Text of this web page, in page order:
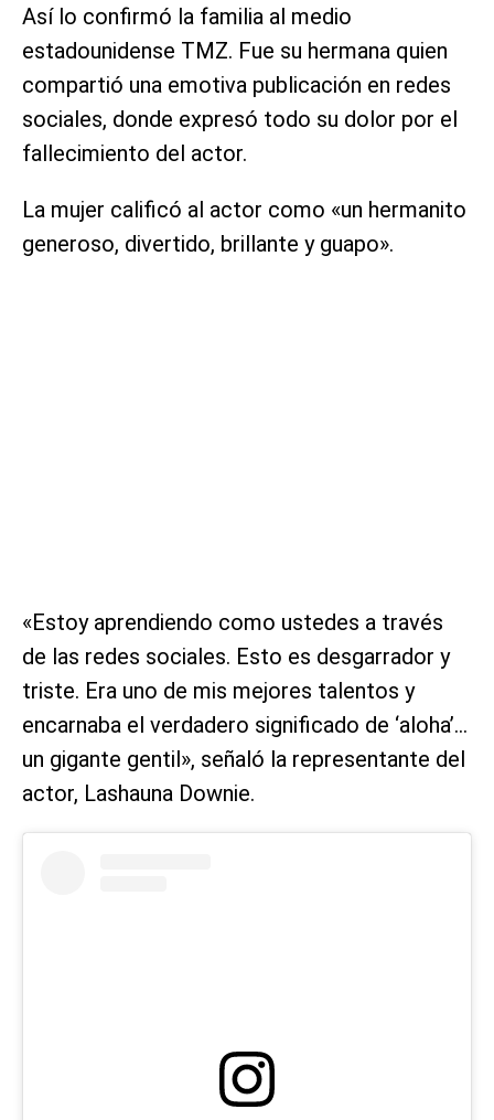
Así lo confirmó la familia al medio
estadounidense TMZ. Fue su hermana quien
compartió una emotiva publicación en redes
sociales, donde expresó todo su dolor por el
fallecimiento del actor.
La mujer calificó al actor como «un hermanito
generoso, divertido, brillante y guapo».
«Estoy aprendiendo como ustedes a través
de las redes sociales. Esto es desgarrador y
triste. Era uno de mis mejores talentos y
encarnaba el verdadero significado de ‘aloha’…
un gigante gentil», señaló la representante del
actor, Lashauna Downie.